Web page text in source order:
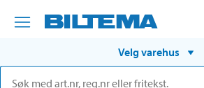
Velg varehus